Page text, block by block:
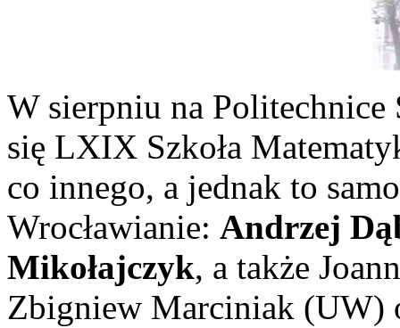
W sierpniu na
się LXIX Szkoła
co innego, a jednak to
Wrocławianie: Andrzej
Mikołajczyk, a także
Zbigniew Marciniak (UW)